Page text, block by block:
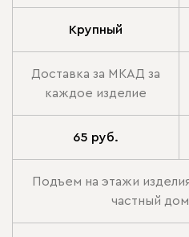
Крупный
Доставка за МКАД за
каждое изделие
65 руб.
Подъем на этажи
частный